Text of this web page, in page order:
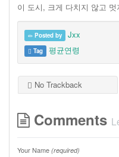
이 도시, 크게 다치지 않고
Posted by Jxx
Tag 평균연령
No Trackback
Comments
Your Name (required)